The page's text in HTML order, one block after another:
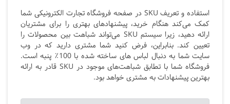
استفاده و تعریف SKU
در صفحه فروشگاه تجارت الکترونیکی شما
کمک می‌کند هنگام خرید، پیشنهادهای بهتری را برای مشتریان
ارائه دهید، زیرا سیستم SKU می‌تواند شباهت بین محصولات را
تعیین کند. بنابراین، فرض کنید شما مشتری دارید که در وب
سایت شما به دنبال لباس های ساخته شده با 100
٪ پنبه است.
فروشگاه شما با تطابق شباهت‌های موجود در SKU قادر به ارائه
بهترین پیشنهادات به مشتری خواهد بود.